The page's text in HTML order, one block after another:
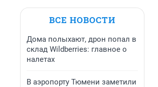
ВСЕ НОВОСТИ
Дома полыхают, дрон попал в
склад Wildberries: главное о
налетах
В аэропорту Тюмени заметили